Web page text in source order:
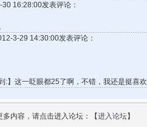
16:28:00发表评论：
3-29 14:30:00发表评论：
:】这一眨眼都25了啊，不错，我还是挺喜
内容，请点击进入论坛：【进入论坛】